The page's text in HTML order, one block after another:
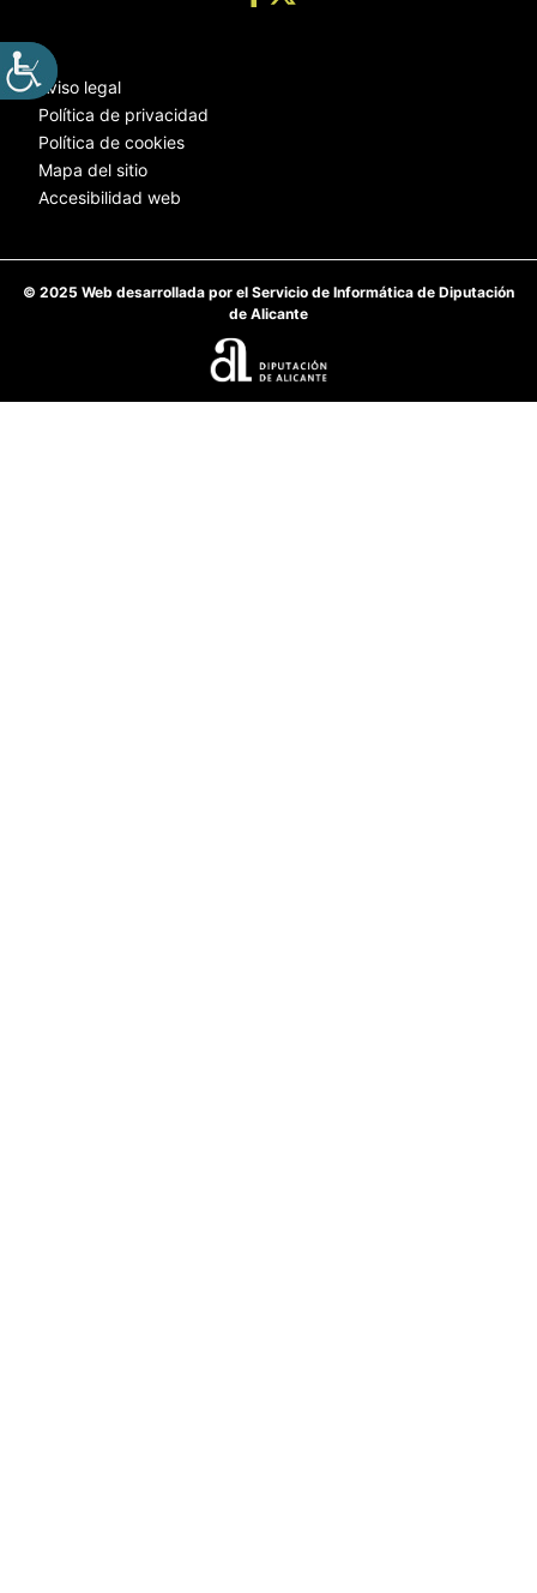
Aviso legal
Política de privacidad
Política de cookies
Mapa del sitio
Accesibilidad web
© 2025 Web desarrollada por el Servicio de Informática de Diputación
de Alicante